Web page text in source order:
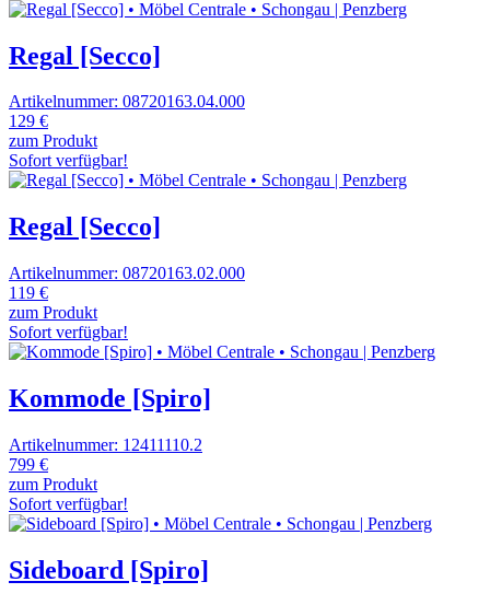
Regal [Secco]
Artikelnummer: 08720163.04.000
129 €
zum Produkt
Sofort verfügbar!
Regal [Secco]
Artikelnummer: 08720163.02.000
119 €
zum Produkt
Sofort verfügbar!
Kommode [Spiro]
Artikelnummer: 12411110.2
799 €
zum Produkt
Sofort verfügbar!
Sideboard [Spiro]